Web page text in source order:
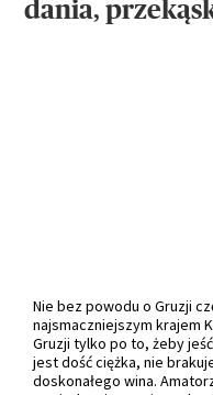
dania,
Nie bez powodu o Gruzji
najsmaczniejszym krajem
Gruzji tylko po to, żeby
jest dość ciężka, nie
doskonałego wina.